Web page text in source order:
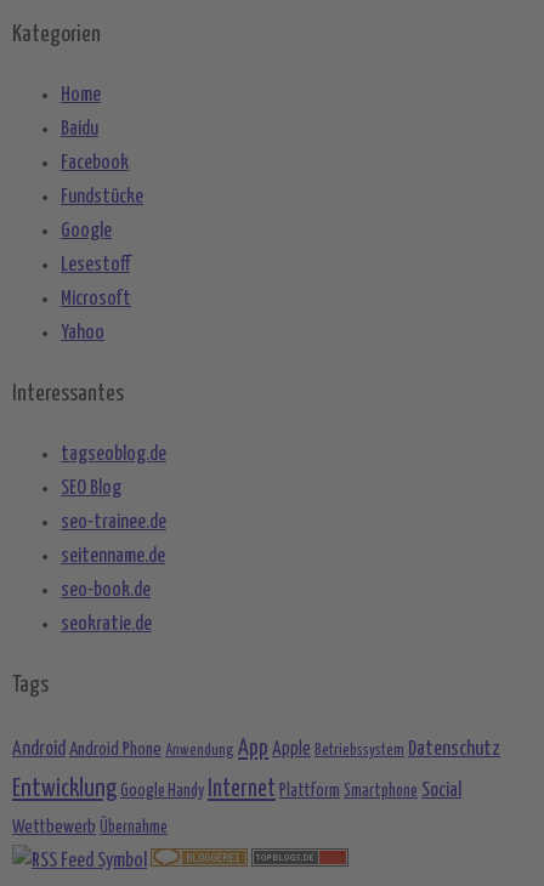
Kategorien
Home
Baidu
Facebook
Fundstücke
Google
Lesestoff
Microsoft
Yahoo
Interessantes
tagseoblog.de
SEO Blog
seo-trainee.de
seitenname.de
seo-book.de
seokratie.de
Tags
Android Android Phone Anwendung App Apple Betriebssystem Datenschutz
Entwicklung Google Handy Internet Plattform Smartphone Social
Wettbewerb Übernahme